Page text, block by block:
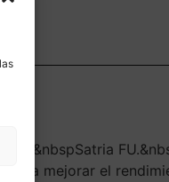
y&nbspSatria
para mejorar el